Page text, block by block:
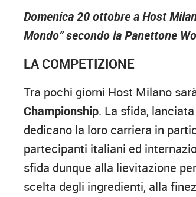
Domenica 20 ottobre a Host
Mondo” secondo la Panettone
LA COMPETIZIONE
Tra pochi giorni Host Milano
Championship. La sfida,
dedicano la loro carriera in
partecipanti italiani ed
sfida dunque alla lievitazione
scelta degli ingredienti, alla